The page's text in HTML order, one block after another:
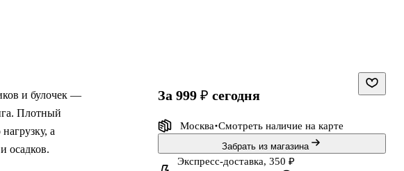
и булочек —
Плотный
а
осадков.
за 999 ₽ сегодня
Москва Смотреть наличие на карте
Забрать из магазина
Экспресс-доставка, 350 ₽